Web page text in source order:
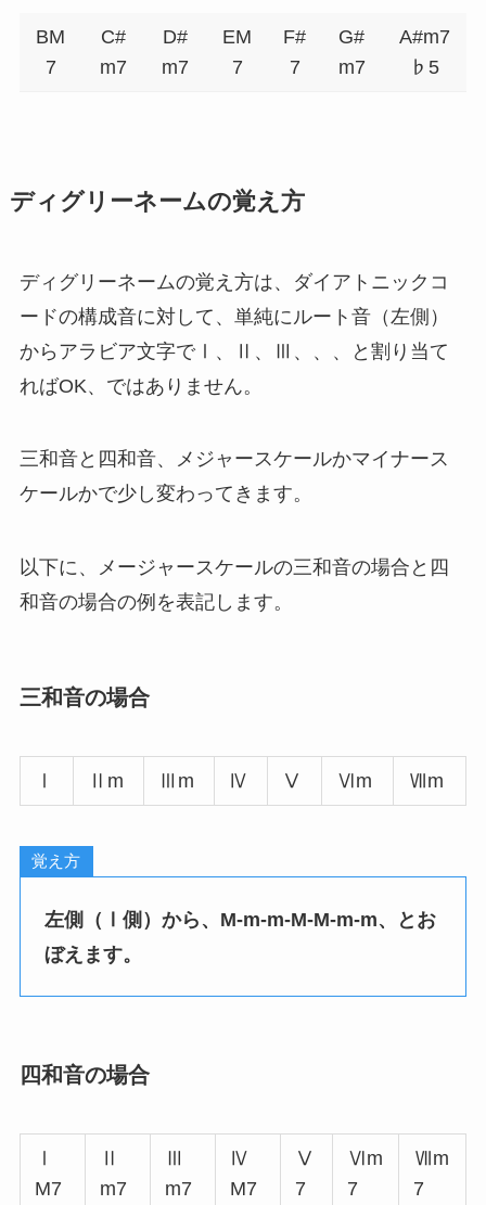
BM
7
C#
m7
D#
m7
EM
7
F#
7
G#
m7
A#m7
♭5
ディグリーネームの覚え方
ディグリーネームの覚え方は、ダイアトニックコ
ードの構成音に対して、単純にルート音（左側）
からアラビア文字でⅠ、Ⅱ、Ⅲ、、、と割り当て
ればOK、ではありません。
三和音と四和音、メジャースケールかマイナース
ケールかで少し変わってきます。
以下に、メージャースケールの三和音の場合と四
和音の場合の例を表記します。
三和音の場合
Ⅰ Ⅱm Ⅲm Ⅳ Ⅴ Ⅵm Ⅶm
覚え方
左側（Ⅰ側）から、M-m-m-M-M-m-m、とお
ぼえます。
四和音の場合
Ⅰ
M7
Ⅱ
m7
Ⅲ
m7
Ⅳ
M7
Ⅴ
7
Ⅵm
7
Ⅶm
7